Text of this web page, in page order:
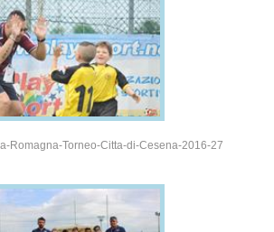
Romagna-Torneo-Citta-di-Cesena-2016-27